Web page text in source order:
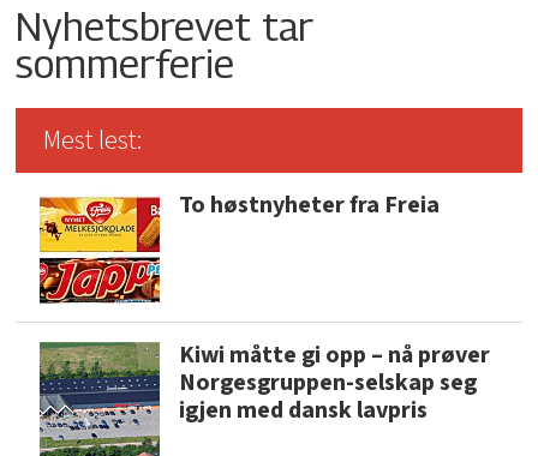
Nyhetsbrevet tar
sommerferie
Mest lest:
To høstnyheter fra Freia
Kiwi måtte gi opp – nå prøver
Norgesgruppen-selskap seg
igjen med dansk lavpris